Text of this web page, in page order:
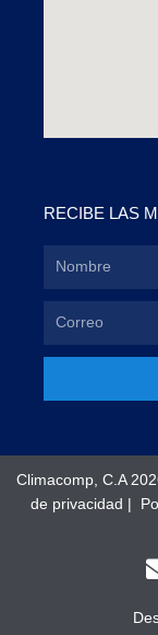
RECIBE LAS
Climacomp, C.A
de privacidad |